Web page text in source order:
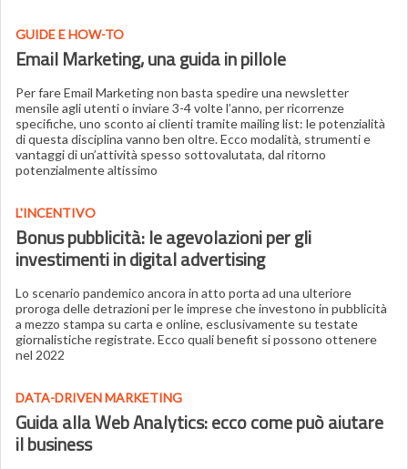
GUIDE E HOW-TO
Email Marketing, una guidain pillole
Per fare Email Marketing non basta spedire una newsletter
mensile agli utenti o inviare 3-4 volte l’anno, per ricorrenze
specifiche, uno sconto ai clienti tramite mailing list: le potenzialità
di questa disciplina vanno ben oltre. Ecco modalità, strumenti e
vantaggi di un’attività spesso sottovalutata, dal ritorno
potenzialmente altissimo
L'INCENTIVO
Bonus pubblicità: le agevolazioni per gli
investimenti in digital advertising
Lo scenario pandemico ancora in atto porta ad una ulteriore
proroga delle detrazioni per le imprese che investono in pubblicità
a mezzo stampa su carta e online, esclusivamente su testate
giornalistiche registrate. Ecco quali benefit si possono ottenere
nel 2022
DATA-DRIVEN MARKETING
Guida alla Web Analytics: ecco come può aiutare
il business